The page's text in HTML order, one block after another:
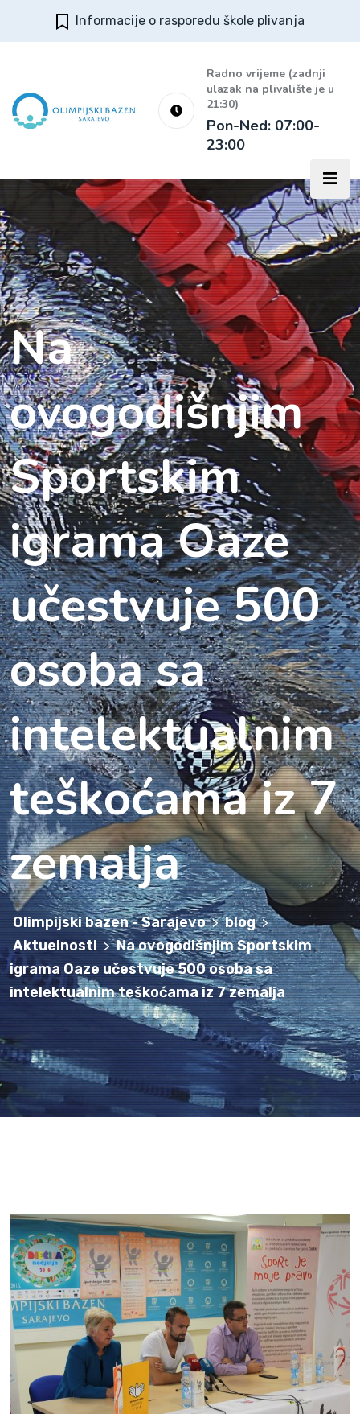
Informacije o rasporedu škole plivanja
Radno vrijeme (zadnji
ulazak na plivalište je u
21:30)
Pon-Ned: 07:00-
23:00
Na
ovogodišnjim
Sportskim
igrama Oaze
učestvuje 500
osoba sa
intelektualnim
teškoćama iz 7
zemalja
Olimpijski bazen - Sarajevo > blog >
Aktuelnosti > Na ovogodišnjim Sportskim
igrama Oaze učestvuje 500 osoba sa
intelektualnim teškoćama iz 7 zemalja